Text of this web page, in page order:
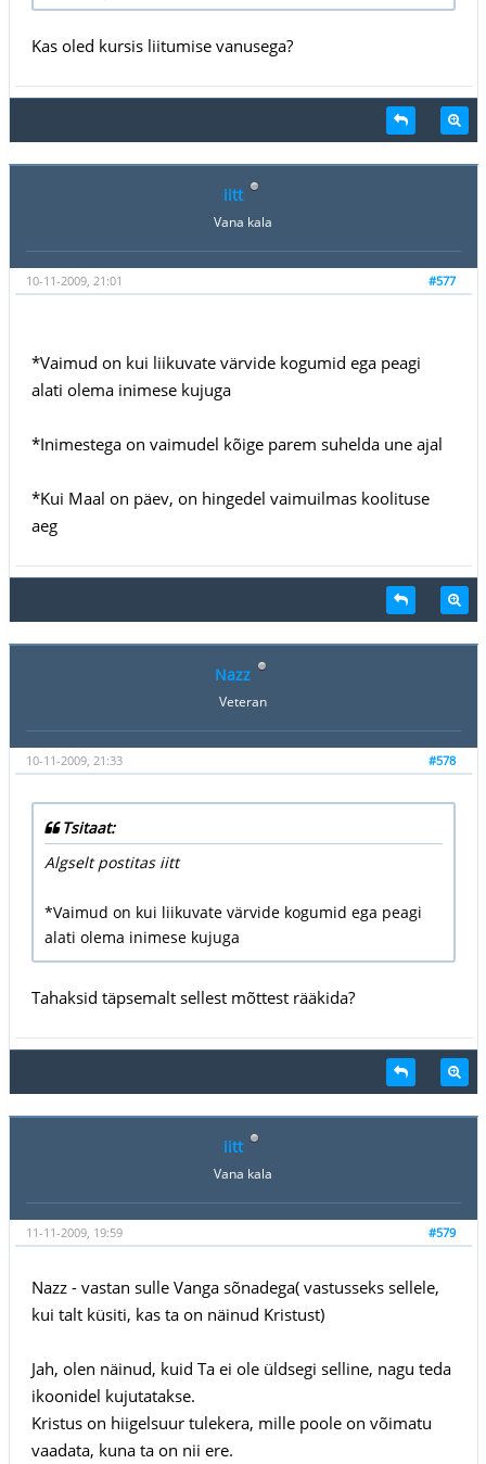
Kas oled kursis liitumise vanusega?
iitt
Vana kala
#577
10-11-2009, 21:01
*Vaimud on kui liikuvate värvide kogumid ega peagi
alati olema inimese kujuga
*Inimestega on vaimudel kõige parem suhelda une ajal
*Kui Maal on päev, on hingedel vaimuilmas koolituse
aeg
Nazz
Veteran
#578
10-11-2009, 21:33
Tsitaat:
Algselt postitas iitt
*Vaimud on kui liikuvate värvide kogumid ega peagi
alati olema inimese kujuga
Tahaksid täpsemalt sellest mõttest rääkida?
iitt
Vana kala
#579
11-11-2009, 19:59
Nazz - vastan sulle Vanga sõnadega( vastusseks sellele,
kui talt küsiti, kas ta on näinud Kristust)
Jah, olen näinud, kuid Ta ei ole üldsegi selline, nagu teda
ikoonidel kujutatakse.
Kristus on hiigelsuur tulekera, mille poole on võimatu
vaadata, kuna ta on nii ere.